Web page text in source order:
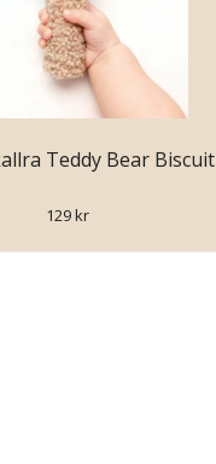
Teddy Bear Biscuit
129 kr